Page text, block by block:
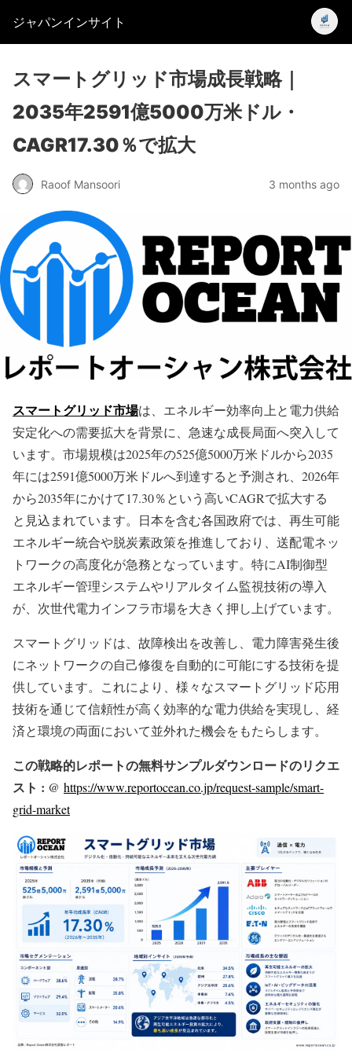
ジャパンインサイト
スマートグリッド市場成長戦略｜
2035年2591億5000万米ドル・
CAGR17.30％で拡大
Raoof Mansoori 3 months ago
スマートグリッド市場は、エネルギー効率向上と電力供給
安定化への需要拡大を背景に、急速な成長局面へ突入して
います。市場規模は2025年の525億5000万米ドルから2035
年には2591億5000万米ドルへ到達すると予測され、2026年
から2035年にかけて17.30％という高いCAGRで拡大する
と見込まれています。日本を含む各国政府では、再生可能
エネルギー統合や脱炭素政策を推進しており、送配電ネッ
トワークの高度化が急務となっています。特にAI制御型
エネルギー管理システムやリアルタイム監視技術の導入
が、次世代電力インフラ市場を大きく押し上げています。
スマートグリッドは、故障検出を改善し、電力障害発生後
にネットワークの自己修復を自動的に可能にする技術を提
供しています。これにより、様々なスマートグリッド応用
技術を通じて信頼性が高く効率的な電力供給を実現し、経
済と環境の両面において並外れた機会をもたらします。
この戦略的レポートの無料サンプルダウンロードのリクエ
スト : @ https://www.reportocean.co.jp/request-sample/smart-
grid-market